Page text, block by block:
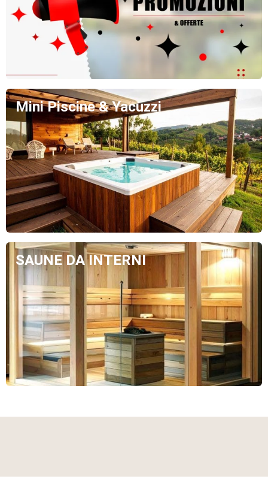
Mini Piscine & Yacuzzi
SAUNE DA INTERNI